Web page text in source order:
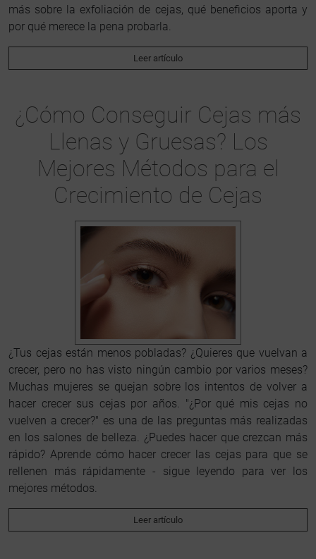
más sobre la exfoliación de cejas, qué beneficios aporta y
por qué merece la pena probarla.
Leer artículo
¿Cómo Conseguir Cejas más
Llenas y Gruesas? Los
Mejores Métodos para el
Crecimiento de Cejas
¿Tus cejas están menos pobladas? ¿Quieres que vuelvan a
crecer, pero no has visto ningún cambio por varios meses?
Muchas mujeres se quejan sobre los intentos de volver a
hacer crecer sus cejas por años. "¿Por qué mis cejas no
vuelven a crecer?" es una de las preguntas más realizadas
en los salones de belleza. ¿Puedes hacer que crezcan más
rápido? Aprende cómo hacer crecer las cejas para que se
rellenen más rápidamente - sigue leyendo para ver los
mejores métodos.
Leer artículo